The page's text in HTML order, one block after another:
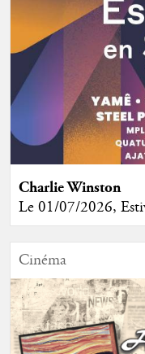
Charlie Winston
Le 01/07/2026,
Cinéma